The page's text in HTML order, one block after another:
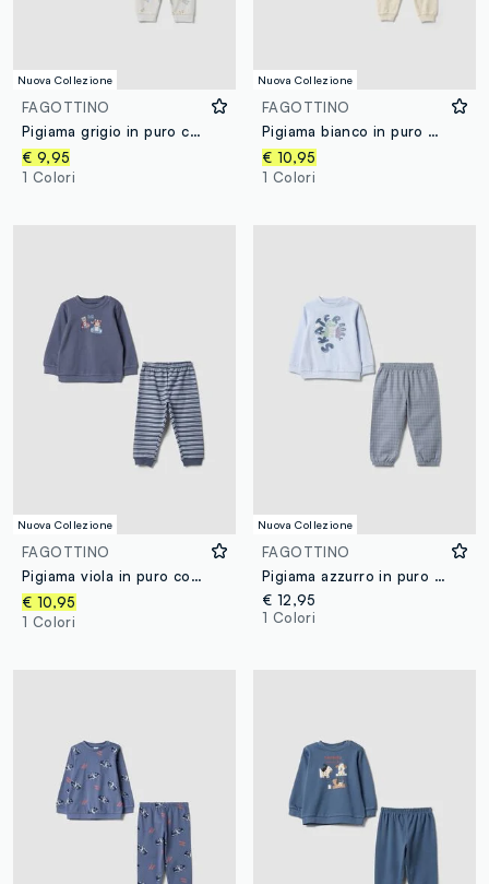
Nuova Collezione
FAGOTTINO
Pigiama grigio in puro cotone jersey organico con stampa coccodrillo
€ 9,95
1 Colori
Nuova Collezione
FAGOTTINO
Pigiama bianco in puro cotone organico a girocollo per neonati
€ 10,95
1 Colori
Nuova Collezione
FAGOTTINO
Pigiama viola in puro cotone organico con maglia e pantaloni rigati per neonato e bimbo
€ 10,95
1 Colori
Nuova Collezione
FAGOTTINO
Pigiama azzurro in puro cotone organico con stampa per neonato
€ 12,95
1 Colori